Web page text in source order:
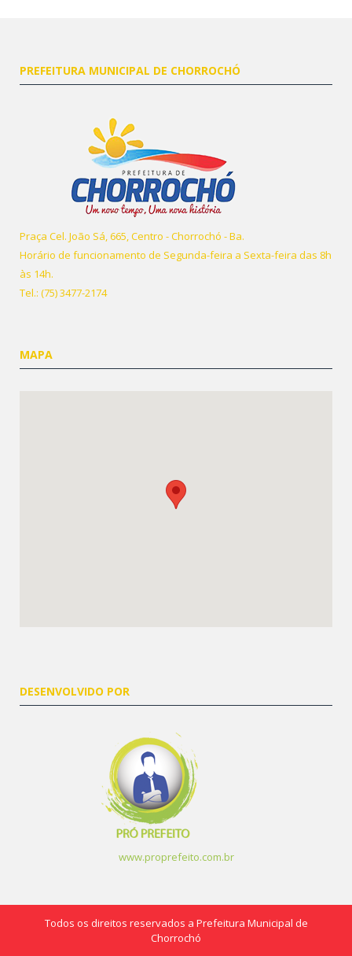
PREFEITURA MUNICIPAL DE CHORROCHÓ
Praça Cel. João Sá, 665, Centro - Chorrochó - Ba.
Horário de funcionamento de Segunda-feira a Sexta-feira das 8h
às 14h.
Tel.: (75) 3477-2174
MAPA
DESENVOLVIDO POR
www.proprefeito.com.br
Todos os direitos reservados a Prefeitura Municipal de
Chorrochó